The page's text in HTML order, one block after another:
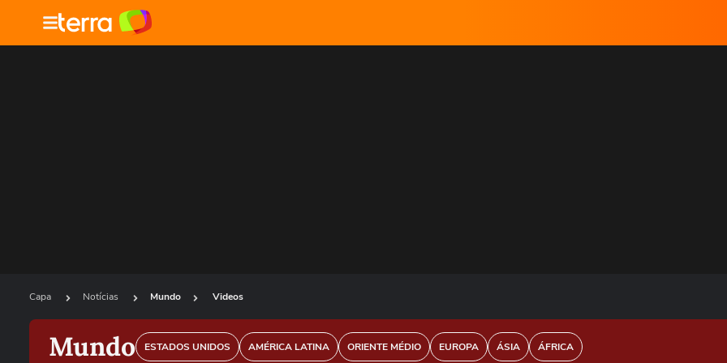
Capa Notícias Mundo Videos
Mundo ESTADOS UNIDOS AMÉRICA LATINA ORIENTE MÉDIO EUROPA ÁSIA ÁFRICA